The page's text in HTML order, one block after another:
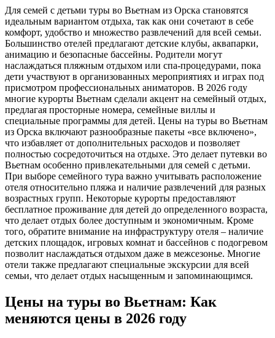
Для семей с детьми туры во Вьетнам из Орска становятся
идеальным вариантом отдыха, так как они сочетают в себе
комфорт, удобство и множество развлечений для всей семьи.
Большинство отелей предлагают детские клубы, аквапарки,
анимацию и безопасные бассейны. Родители могут
наслаждаться пляжным отдыхом или спа-процедурами, пока
дети участвуют в организованных мероприятиях и играх под
присмотром профессиональных аниматоров. В 2026 году
многие курорты Вьетнам сделали акцент на семейный отдых,
предлагая просторные номера, семейные виллы и
специальные программы для детей. Цены на туры во Вьетнам
из Орска включают разнообразные пакеты «все включено»,
что избавляет от дополнительных расходов и позволяет
полностью сосредоточиться на отдыхе. Это делает путевки во
Вьетнам особенно привлекательными для семей с детьми.
При выборе семейного тура важно учитывать расположение
отеля относительно пляжа и наличие развлечений для разных
возрастных групп. Некоторые курорты предоставляют
бесплатное проживание для детей до определенного возраста,
что делает отдых более доступным и экономичным. Кроме
того, обратите внимание на инфраструктуру отеля – наличие
детских площадок, игровых комнат и бассейнов с подогревом
позволит наслаждаться отдыхом даже в межсезонье. Многие
отели также предлагают специальные экскурсии для всей
семьи, что делает отдых насыщенным и запоминающимся.
Цены на туры во Вьетнам: Как
меняются цены в 2026 году